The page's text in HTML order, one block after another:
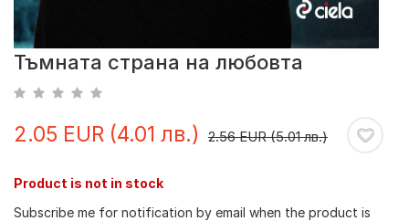
Тъмната страна на любовта
2.05 EUR (4.01 лв.) 2.56 EUR (5.01 лв.)
Product is not in stock
Subscribe me for notification by email when the product is